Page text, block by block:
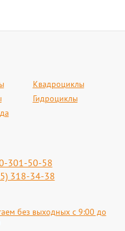
Квадроциклы
Гидроциклы
301-50-58
318-34-38
без выходных с 9:00 до